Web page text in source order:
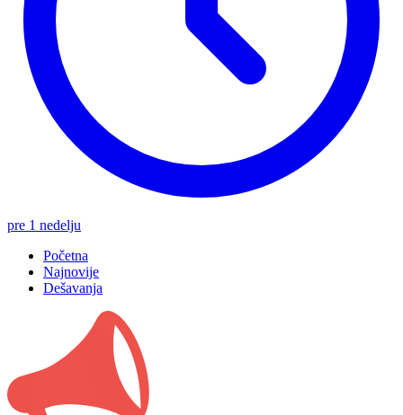
pre 1 nedelju
Početna
Najnovije
Dešavanja